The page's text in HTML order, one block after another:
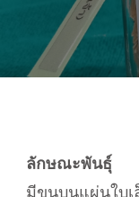
ลักษณะพันธุ์
มีขนบนแผ่นใบเ